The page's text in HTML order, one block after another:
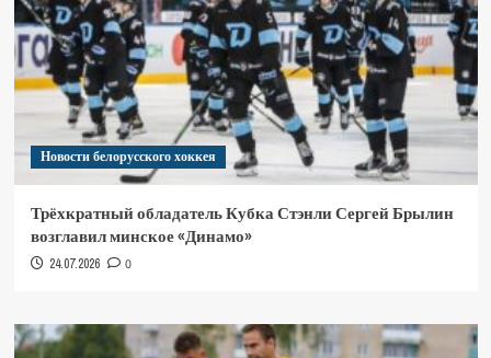
Новости белорусского хоккея
Трёхкратный обладатель Кубка Стэнли Сергей Брылин
возглавил минское «Динамо»
24.07.2026 0